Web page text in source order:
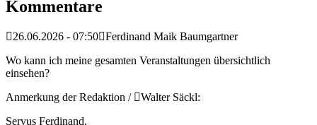
Kommentare
26.06.2026 - 07:50 Ferdinand Maik Baumgartner
Wo kann ich meine gesamten Veranstaltungen übersichtlich
einsehen?
Anmerkung der Redaktion /
Walter Säckl:
Servus Ferdinand,